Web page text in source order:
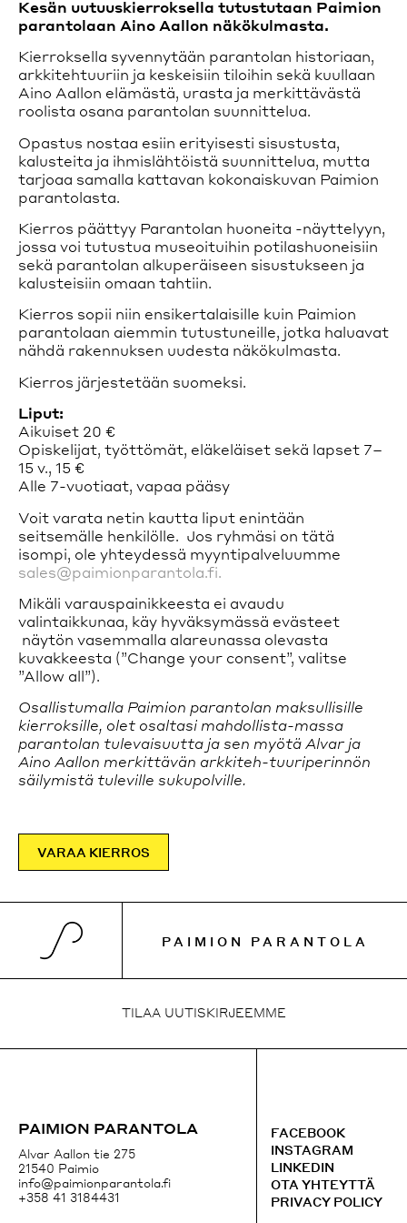
GOOGLE MAPS
FACEBOOK
INSTAGRAM
Opastetut kierrokset
historiaan ja ainutlaatuiseen arkkitehtuuriin.
Lue lisää
Saapuminen
Parantola on saavutettavissa autolla ja julkisella
liikenteellä.
Lue lisää
Esteettömyys
Esteetön sisäänkäynti sijaitsee päärakennuksen takana.
Pääsisäänkäynnin eteen voi ajaa tarvittaessa.
Osa opastuksista ovat esteettömiä.
Lue lisää
Kesän uutuuskierroksella tutustutaan Paimion
parantolaan Aino Aallon näkökulmasta.
Kierroksella syvennytään parantolan historiaan,
arkkitehtuuriin ja keskeisiin tiloihin sekä kuullaan
Aino Aallon elämästä, urasta ja merkittävästä
roolista osana parantolan suunnittelua.
Opastus nostaa esiin erityisesti sisustusta,
kalusteita ja ihmislähtöistä suunnittelua, mutta
tarjoaa samalla kattavan kokonaiskuvan Paimion
parantolasta.
Kierros päättyy Parantolan huoneita -näyttelyyn,
jossa voi tutustua museoituihin potilashuoneisiin
sekä parantolan alkuperäiseen sisustukseen ja
kalusteisiin omaan tahtiin.
Kierros sopii niin ensikertalaisille kuin Paimion
parantolaan aiemmin tutustuneille, jotka haluavat
nähdä rakennuksen uudesta näkökulmasta.
Kierros järjestetään suomeksi.
Liput:
Aikuiset 20 €
Opiskelijat, työttömät, eläkeläiset sekä lapset 7–
15 v., 15 €
Alle 7-vuotiaat, vapaa pääsy
Voit varata netin kautta liput enintään
seitsemälle henkilölle. Jos ryhmäsi on tätä
isompi, ole yhteydessä myyntipalveluumme
sales@paimionparantola.fi.
Mikäli varauspainikkeesta ei avaudu
valintaikkunaa, käy hyväksymässä evästeet
näytön vasemmalla alareunassa olevasta
kuvakkeesta (”Change your consent”, valitse
”Allow all”).
Osallistumalla Paimion parantolan maksullisille
kierroksille, olet osaltasi mahdollista-massa
parantolan tulevaisuutta ja sen myötä Alvar ja
Aino Aallon merkittävän arkkiteh-tuuriperinnön
säilymistä tuleville sukupolville.
VARAA KIERROS
PAIMION PARANTOLA
PAIMION PARANTOLA
Alvar Aallon tie 275
21540 Paimio
info@paimionparantola.fi
+358 41 3184431
FACEBOOK
INSTAGRAM
LINKEDIN
OTA YHTEYTTÄ
PRIVACY POLICY
TILAA UUTISKIRJEEMME